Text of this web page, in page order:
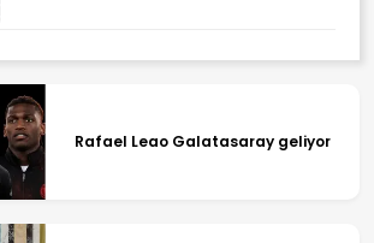
Rafael Leao Galatasaray geliyor